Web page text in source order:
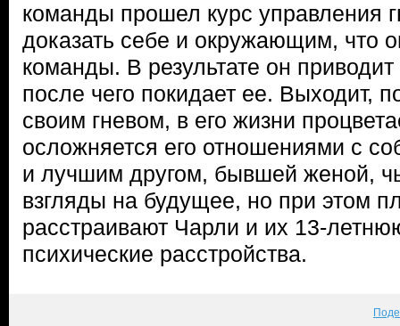
команды прошел курс управления
доказать себе и окружающим, что
команды. В результате он
после чего покидает ее. Выходит,
своим гневом, в его жизни
осложняется его отношениями с
и лучшим другом, бывшей женой,
взгляды на будущее, но при этом
расстраивают Чарли и их 13-
психические расстройства.